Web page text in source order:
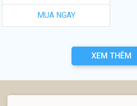
MUA NGAY
XEM THÊM